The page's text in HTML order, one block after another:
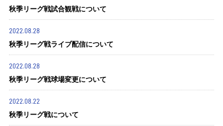
秋季リーグ戦試合観戦について
2022.08.28
秋季リーグ戦ライブ配信について
2022.08.28
秋季リーグ戦球場変更について
2022.08.22
秋季リーグ戦について